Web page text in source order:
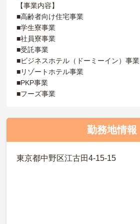
【事業内容】
■高齢者向け住宅事業
■学生寮事業
■社員寮事業
■受託事業
■ビジネスホテル（ドーミーイン）事業
■リゾートホテル事業
■PKP事業
■フーズ事業
勤務地情報
東京都中野区江古田4-15-15